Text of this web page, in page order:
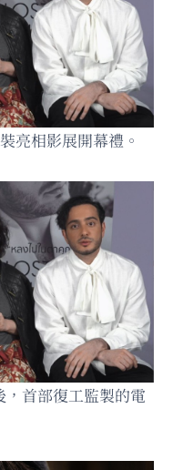
亮相影展開幕禮。
，首部復工監製的電